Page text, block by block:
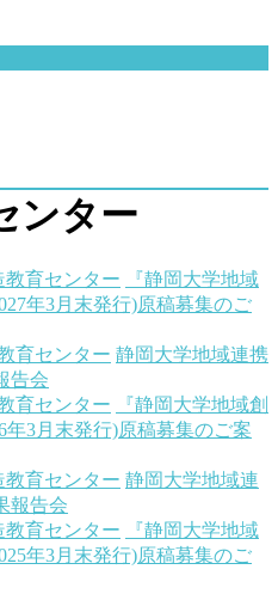
ンター
教育センター
『静岡大学地域
年3月末発行)原稿募集のご
育センター 静岡大学地域連携
告会
育センター
『静岡大学地域創
年3月末発行)原稿募集のご案
教育センター 静岡大学地域連
報告会
教育センター
『静岡大学地域
年3月末発行)原稿募集のご